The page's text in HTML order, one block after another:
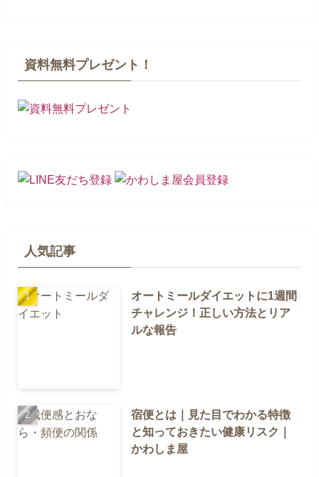
資料無料プレゼント！
人気記事
オートミールダイエットに1週間
チャレンジ！正しい方法とリア
ルな報告
宿便とは｜見た目でわかる特徴
と知っておきたい健康リスク｜
かわしま屋